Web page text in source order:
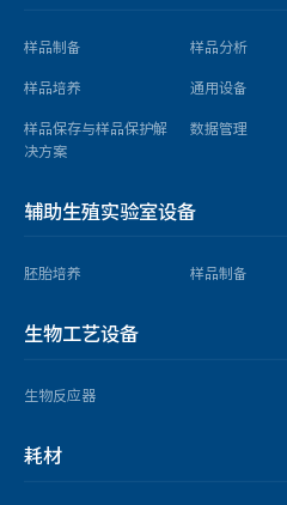
样品制备 样品分析
样品培养
通用设备
样品保存与样品保护解
决方案
数据管理
辅助生殖实验室设备
胚胎培养 样品制备
生物工艺设备
生物反应器
耗材